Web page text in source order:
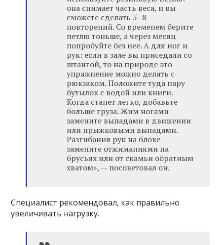
она снимает часть веса, и вы
сможете сделать 5–8
повторений. Со временем берите
петлю тоньше, а через месяц
попробуйте без нее. А для ног и
рук: если в зале вы приседали со
штангой, то на природе это
упражнение можно делать с
рюкзаком. Положите туда пару
бутылок с водой или книги.
Когда станет легко, добавьте
больше груза. Жим ногами
замените выпадами в движении
или прыжковыми выпадами.
Разгибания рук на блоке
замените отжиманиями на
брусьях или от скамьи обратным
хватом», — посоветовал он.
Специалист рекомендовал, как правильно
увеличивать нагрузку.